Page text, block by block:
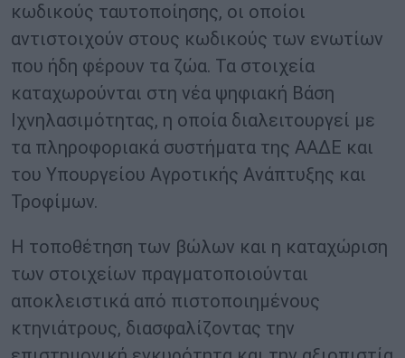
κωδικούς ταυτοποίησης, οι οποίοι
αντιστοιχούν στους κωδικούς των ενωτίων
που ήδη φέρουν τα ζώα. Τα στοιχεία
καταχωρούνται στη νέα ψηφιακή Βάση
Ιχνηλασιμότητας, η οποία διαλειτουργεί με
τα πληροφοριακά συστήματα της ΑΑΔΕ και
του Υπουργείου Αγροτικής Ανάπτυξης και
Τροφίμων.
Η τοποθέτηση των βώλων και η καταχώριση
των στοιχείων πραγματοποιούνται
αποκλειστικά από πιστοποιημένους
κτηνιάτρους, διασφαλίζοντας την